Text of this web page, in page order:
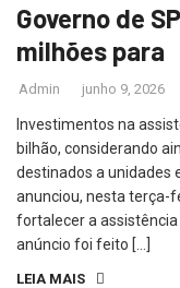
Governo de
milhões para
Admin junho 9, 2026
Investimentos na
bilhão, considerando
destinados a unidades
anunciou, nesta terça-
fortalecer a assistência
anúncio foi feito […]
LEIA MAIS